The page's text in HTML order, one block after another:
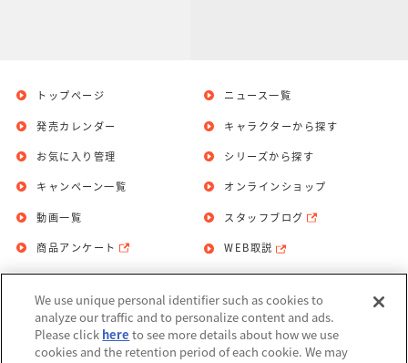
トップページ
発売カレンダー
お気に入り管理
ニュース一覧
キャラクターから探す
シリーズから探す
キャンペーン一覧
動画一覧
商品アンケート
オンラインショップ
スタッフブログ
WEB取説
お問い合わせ 個人情報保護方針
利用規約
We use unique personal identifier such as cookies to
analyze our traffic and to personalize content and ads.
Please click here to see more details about how we use
cookies and the retention period of each cookie. We may